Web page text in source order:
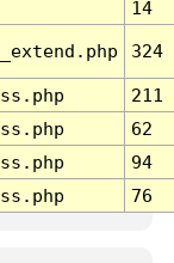
14
324
211
62
94
76